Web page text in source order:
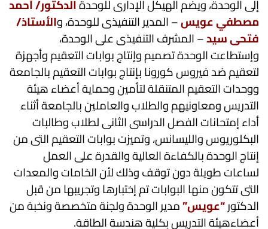
إلى الوحدة، ويضم الهيكل الإدارى للوحدةالدكتور/ أحمد
مصطفي عويس– المدير التنفيذى للوحدة، والأستاذ/
فتحى سيد– المشرف التنفيذى على الوحدة،
وإستطاعت الوحدة تصميم وإنتاج بوابات التعقيم وأجهزة
لتعقيم ضد فيروس كورونا بإنتاج بوابات التعقيم بالجامعة
ووحدات التعقيم المتنقلة لتأمين وحماية أعضاء هيئة
التدريس ومعاونيهم والطلاب والعاملين بالجامعة أثناء
أداء إمتحانات الفصل الدراسى الثانى لطلاب وطالبات
البكلوريوس والليسانس، وتميزت بوابات التعقيم التى من
إنتاج الوحدة بالكفاءة العالية والقدرة على العمل
لساعات طويلة دون توقف وذلك لأن الخامات والمعدات
التى تتكون منها البوابات تم إختبارها وتجريبها من قبل
الدكتور“عويس”مدير الوحدة ولجنة متخصصة ونخبة من
أعضاءهيئة التدريس بكلية هندسة الطاقة.